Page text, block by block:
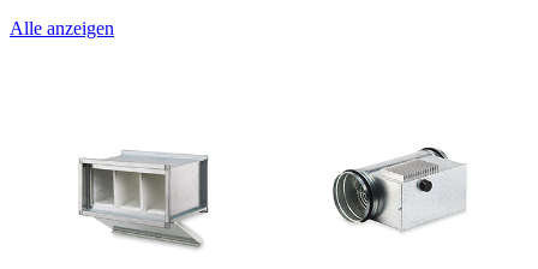
Alle anzeigen